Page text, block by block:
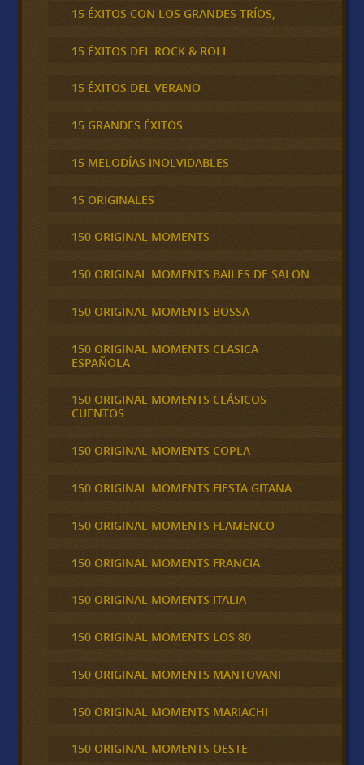
15 ÉXITOS CON LOS GRANDES TRÍOS,
15 ÉXITOS DEL ROCK & ROLL
15 ÉXITOS DEL VERANO
15 GRANDES ÉXITOS
15 MELODÍAS INOLVIDABLES
15 ORIGINALES
150 ORIGINAL MOMENTS
150 ORIGINAL MOMENTS BAILES DE SALON
150 ORIGINAL MOMENTS BOSSA
150 ORIGINAL MOMENTS CLASICA
ESPAÑOLA
150 ORIGINAL MOMENTS CLÁSICOS
CUENTOS
150 ORIGINAL MOMENTS COPLA
150 ORIGINAL MOMENTS FIESTA GITANA
150 ORIGINAL MOMENTS FLAMENCO
150 ORIGINAL MOMENTS FRANCIA
150 ORIGINAL MOMENTS ITALIA
150 ORIGINAL MOMENTS LOS 80
150 ORIGINAL MOMENTS MANTOVANI
150 ORIGINAL MOMENTS MARIACHI
150 ORIGINAL MOMENTS OESTE